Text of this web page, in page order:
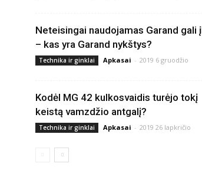
Neteisingai naudojamas Garand gali
– kas yra Garand nykštys?
Technika ir ginklai Apkasai - 2019 6 gruodžio
Kodėl MG 42 kulkosvaidis turėjo tokį
keistą vamzdžio antgalį?
Technika ir ginklai Apkasai - 2019 26 lapkričio